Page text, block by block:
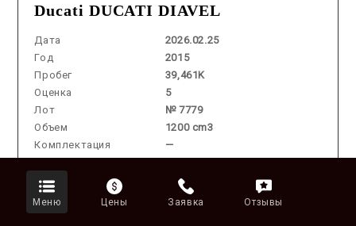
Ducati DUCATI DIAVEL
Дата
2026.02.25
Год
2015
Пробег
39,461K
Оценка
5
Лот
№ 7779
Объем
1200 cm3
Комплектация
—
Аукцион
908 687 ₽
Цена во
Владивостоке
Меню Цены Заявка Отзывы